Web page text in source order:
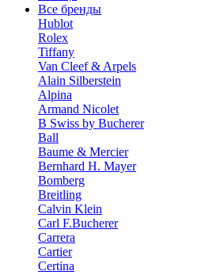
Все бренды
Hublot
Rolex
Tiffany
Van Cleef & Arpels
Alain Silberstein
Alpina
Armand Nicolet
B Swiss by Bucherer
Ball
Baume & Mercier
Bernhard H. Mayer
Bomberg
Breitling
Calvin Klein
Carl F.Bucherer
Carrera
Cartier
Certina